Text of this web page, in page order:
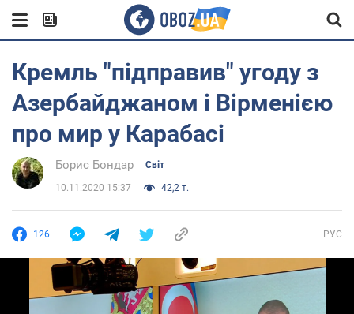
Кремль "підправив" угоду з
Азербайджаном і Вірменією
про мир у Карабасі
Борис Бондар Світ
10.11.2020 15:37 42,2 т.
126 РУС